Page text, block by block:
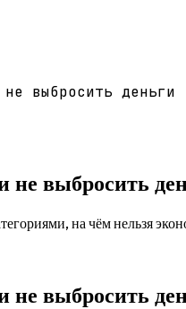
выбросить деньги
не выбросить
на чём нельзя
не выбросить